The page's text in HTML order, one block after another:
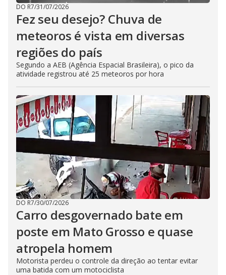
DO R7/31/07/2026
Fez seu desejo? Chuva de
meteoros é vista em diversas
regiões do país
Segundo a AEB (Agência Espacial Brasileira), o pico da
atividade registrou até 25 meteoros por hora
DO R7/30/07/2026
Carro desgovernado bate em
poste em Mato Grosso e quase
atropela homem
Motorista perdeu o controle da direção ao tentar evitar
uma batida com um motociclista